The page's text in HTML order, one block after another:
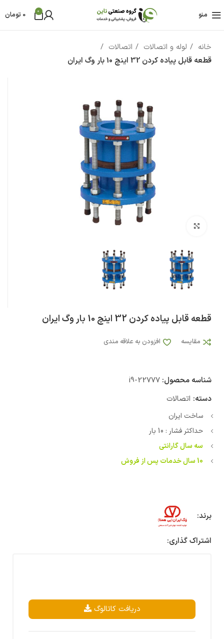
منو 0
0 تومان
خانه لوله و اتصالات
اتصالات
قطعه قابل پیاده کردن 32 اینچ 10 بار وگ ایران
قطعه قابل پیاده کردن 32 اینچ 10 بار وگ ایران
مقایسه افزودن به علاقه مندی
شناسه محصول: i9-22777
دسته: اتصالات
ساخت ایران
حداکثر فشار : 10 بار
سه سال گارانتی
10 سال خدمات پس از فروش
برند:
اشتراک گذاری:
دریافت کاتالوگ